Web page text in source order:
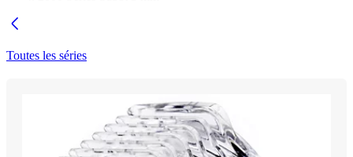
Toutes les séries